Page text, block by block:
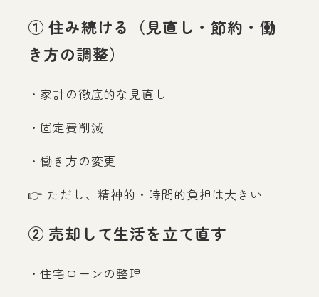
① 住み続ける（見直し・節約・働
き方の調整）
・家計の徹底的な見直し
・固定費削減
・働き方の変更
👉 ただし、精神的・時間的負担は大きい
② 売却して生活を立て直す
・住宅ローンの整理